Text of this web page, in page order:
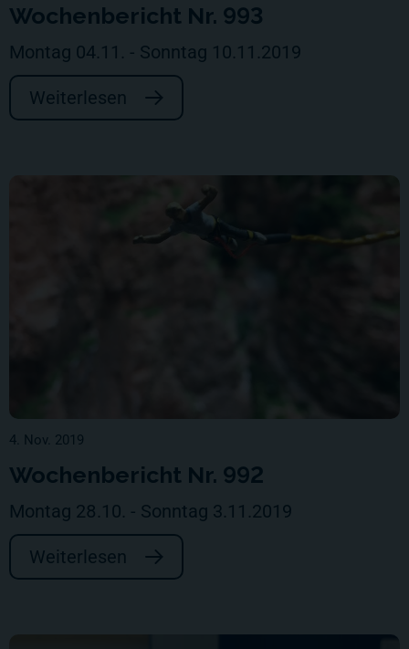
Wochenbericht Nr. 993
Montag 04.11. - Sonntag 10.11.2019
Weiterlesen
4. Nov. 2019
Wochenbericht Nr. 992
Montag 28.10. - Sonntag 3.11.2019
Weiterlesen